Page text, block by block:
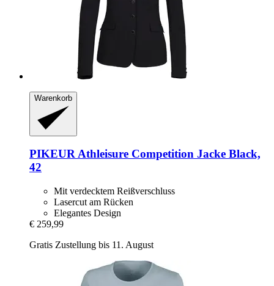
Warenkorb
PIKEURAthleisure Competition Jacke Black,
42
Mit verdecktem Reißverschluss
Lasercut am Rücken
Elegantes Design
€ 259,99
Gratis Zustellung bis 11. August